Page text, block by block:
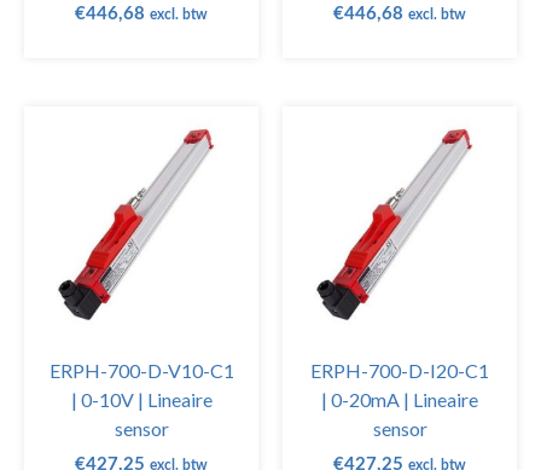
€446,68 excl. btw €446,68 excl. btw
ERPH-700-D-V10-C1
| 0-10V | Lineaire
sensor
€427,25 excl. btw
ERPH-700-D-I20-C1
| 0-20mA | Lineaire
sensor
€427,25 excl. btw